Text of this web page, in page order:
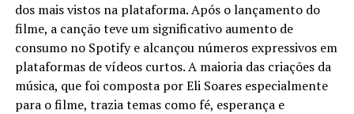
dos mais vistos na plataforma. Após o lançamento do
filme, a canção teve um significativo aumento de
consumo no Spotify e alcançou números expressivos em
plataformas de vídeos curtos. A maioria das criações da
música, que foi composta por Eli Soares especialmente
para o filme, trazia temas como fé, esperança e